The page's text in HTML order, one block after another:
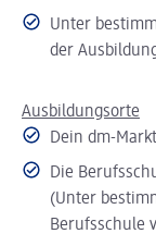
Unter
der
Ausbildungsorte
Dein dm-Markt
Die
(Unter
Berufsschule